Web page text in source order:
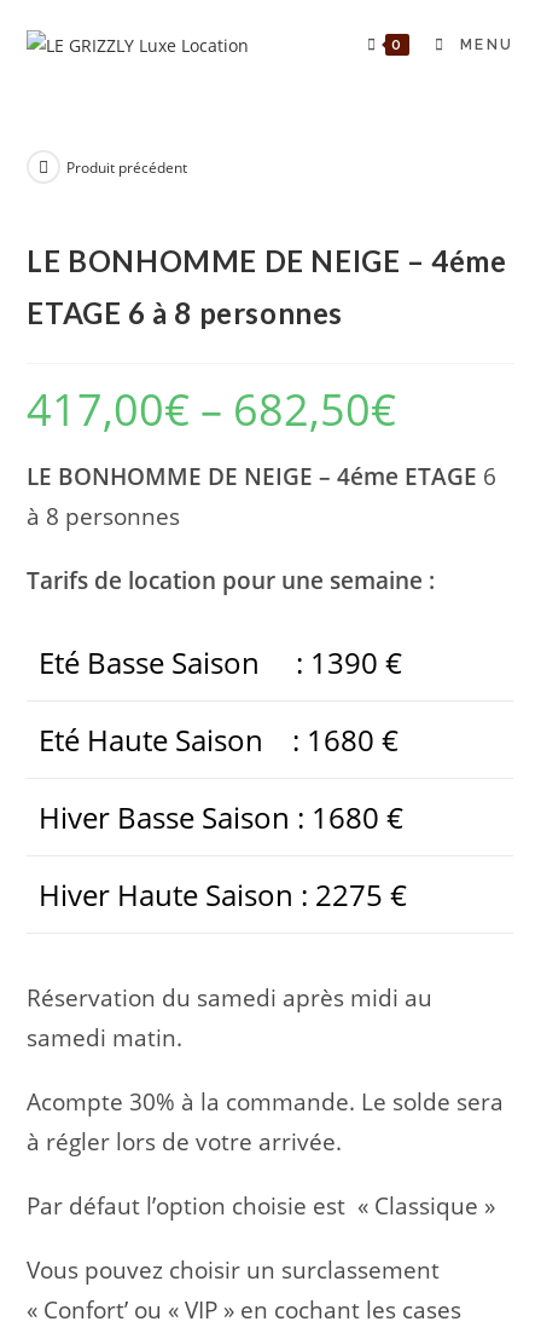
0 MENU
Produit précédent
LE BONHOMME DE NEIGE – 4éme
ETAGE 6 à 8 personnes
417,00€ – 682,50€
LE BONHOMME DE NEIGE – 4éme ETAGE 6
à 8 personnes
Tarifs de location pour une semaine :
Eté Basse Saison : 1390 €
Eté Haute Saison : 1680 €
Hiver Basse Saison : 1680 €
Hiver Haute Saison : 2275 €
Réservation du samedi après midi au
samedi matin.
Acompte 30% à la commande. Le solde sera
à régler lors de votre arrivée.
Par défaut l’option choisie est « Classique »
Vous pouvez choisir un surclassement
« Confort’ ou « VIP » en cochant les cases